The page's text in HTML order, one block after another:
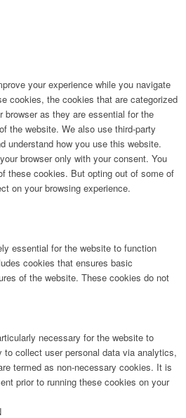
your experience while you navigate
cookies, the cookies that are categorized
browser as they are essential for the
the website. We also use third-party
understand how you use this website.
browser only with your consent. You
these cookies. But opting out of some of
on your browsing experience.
essential for the website to function
cookies that ensures basic
of the website. These cookies do not
necessary for the website to
collect user personal data via analytics,
termed as non-necessary cookies. It is
prior to running these cookies on your